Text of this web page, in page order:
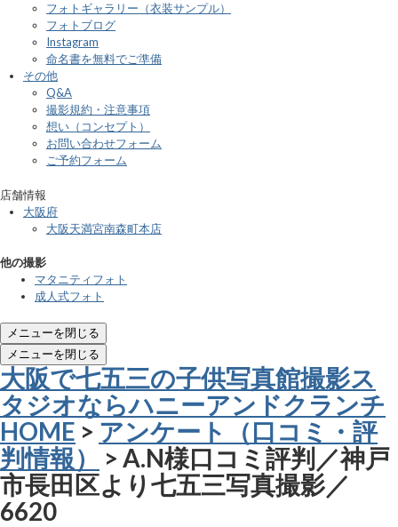
フォトギャラリー（衣装サンプル）
フォトブログ
Instagram
命名書を無料でご準備
その他
Q&A
撮影規約・注意事項
想い（コンセプト）
お問い合わせフォーム
ご予約フォーム
店舗情報
大阪府
大阪天満宮南森町本店
他の撮影
マタニティフォト
成人式フォト
メニューを閉じる
メニューを閉じる
大阪で七五三の子供写真館撮影ス
タジオならハニーアンドクランチ
HOME > アンケート（口コミ・評
判情報）
> A.N様口コミ評判／神戸
市長田区より七五三写真撮影／
6620